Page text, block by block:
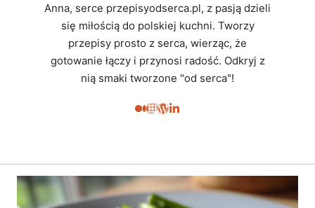
Anna, serce przepisyodserca.pl, z pasją dzieli
się miłością do polskiej kuchni. Tworzy
przepisy prosto z serca, wierząc, że
gotowanie łączy i przynosi radość. Odkryj z
nią smaki tworzone "od serca"!